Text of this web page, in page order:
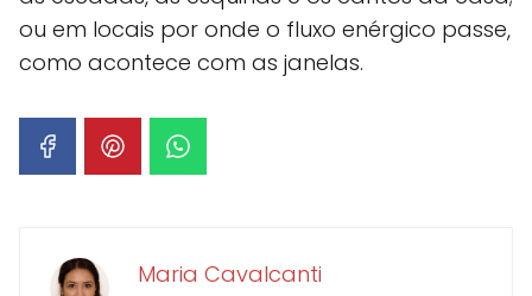
ou em locais por onde o fluxo enérgico passe,
como acontece com as janelas.
Maria Cavalcanti